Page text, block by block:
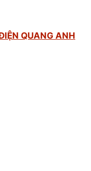
QUANG ANH